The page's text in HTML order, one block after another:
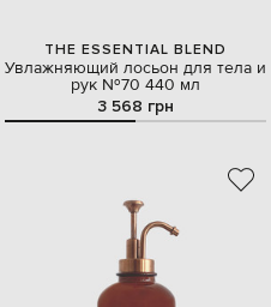
THE ESSENTIAL BLEND
Увлажняющий лосьон для тела и
рук №70 440 мл
3 568 грн